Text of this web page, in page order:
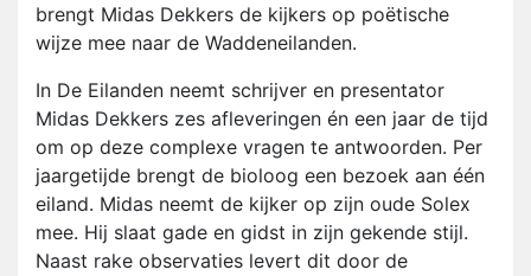
brengt Midas Dekkers de kijkers op poëtische
wijze mee naar de Waddeneilanden.
In De Eilanden neemt schrijver en presentator
Midas Dekkers zes afleveringen én een jaar de tijd
om op deze complexe vragen te antwoorden. Per
jaargetijde brengt de bioloog een bezoek aan één
eiland. Midas neemt de kijker op zijn oude Solex
mee. Hij slaat gade en gidst in zijn gekende stijl.
Naast rake observaties levert dit door de